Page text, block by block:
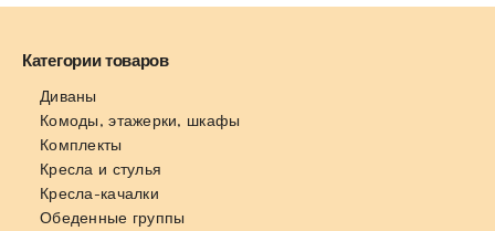
Категории товаров
Диваны
Комоды, этажерки, шкафы
Комплекты
Кресла и стулья
Кресла-качалки
Обеденные группы